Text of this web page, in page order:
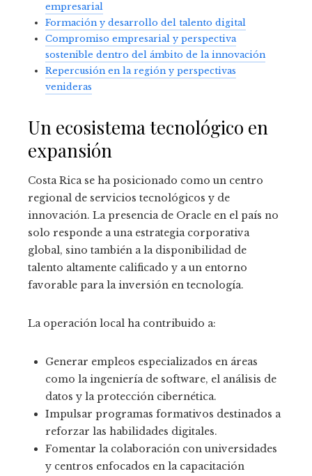
empresarial
Formación y desarrollo del talento digital
Compromiso empresarial y perspectiva
sostenible dentro del ámbito de la innovación
Repercusión en la región y perspectivas
venideras
Un ecosistema tecnológico en
expansión
Costa Rica se ha posicionado como un centro
regional de servicios tecnológicos y de
innovación. La presencia de Oracle en el país no
solo responde a una estrategia corporativa
global, sino también a la disponibilidad de
talento altamente calificado y a un entorno
favorable para la inversión en tecnología.
La operación local ha contribuido a:
Generar empleos especializados en áreas
como la ingeniería de software, el análisis de
datos y la protección cibernética.
Impulsar programas formativos destinados a
reforzar las habilidades digitales.
Fomentar la colaboración con universidades
y centros enfocados en la capacitación